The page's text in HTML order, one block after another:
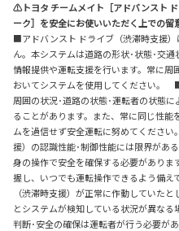
⚠トヨタ チームメイト［アドバンスト
ーク］を安全にお使いいただく上での留
■アドバンスト ドライブ（渋滞時支援
ん。本システムは道路の形状･状態･交
情報提供や運転支援を行います。常に
おいてシステムを使用してください。
周囲の状況･道路の状態･運転者の状態
ることがあります。また、常に同じ性
ムを過信せず安全運転に努めてくださ
援）の認識性能･制御性能には限界があ
身の操作で安全を確保する必要があり
握し、いつでも運転操作できるよう備
（渋滞時支援）が正常に作動していた
とシステムが検知している状況が異な
判断･安全の確保は運転者が行う必要が